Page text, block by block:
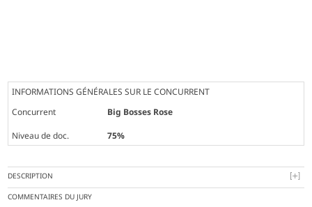
INFORMATIONS GÉNÉRALES SUR LE CONCURRENT
Concurrent
Big Bosses Rose
Niveau de doc.
75%
DESCRIPTION
COMMENTAIRES DU JURY